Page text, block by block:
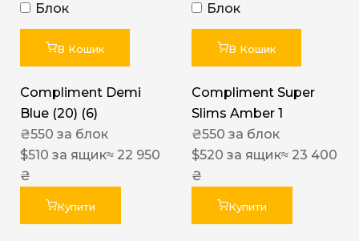
Блок
В Кошик
Compliment Demi
Blue (20) (6)
₴550 за блок
$510 за ящик≈ 22 950
₴
Купити
Блок
В Кошик
Compliment Super
Slims Amber 1
₴550 за блок
$520 за ящик≈ 23 400
₴
Купити